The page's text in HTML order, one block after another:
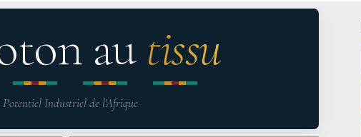
au tissu
Potentiel Industriel de l'Afrique